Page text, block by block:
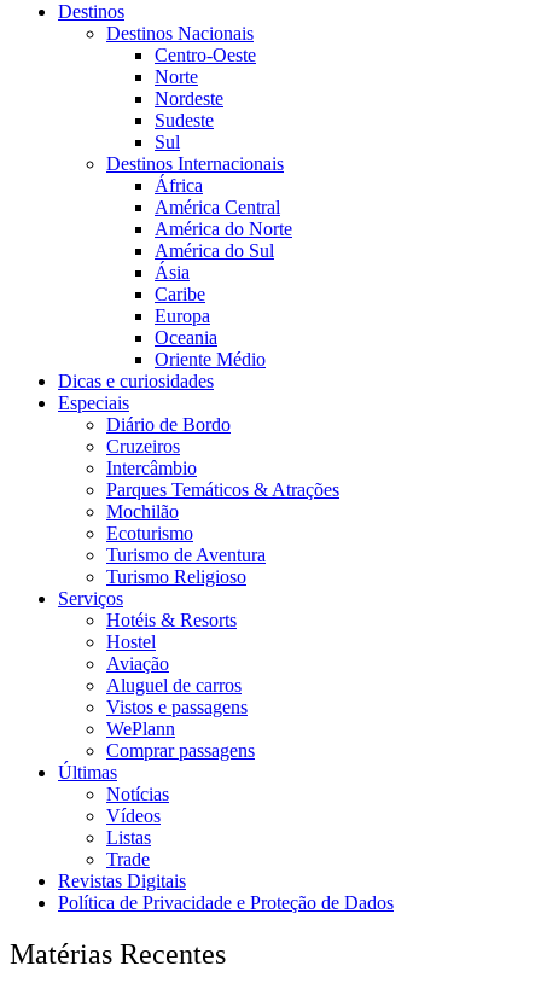
Destinos
Destinos Nacionais
Centro-Oeste
Norte
Nordeste
Sudeste
Sul
Destinos Internacionais
África
América Central
América do Norte
América do Sul
Ásia
Caribe
Europa
Oceania
Oriente Médio
Dicas e curiosidades
Especiais
Diário de Bordo
Cruzeiros
Intercâmbio
Parques Temáticos & Atrações
Mochilão
Ecoturismo
Turismo de Aventura
Turismo Religioso
Serviços
Hotéis & Resorts
Hostel
Aviação
Aluguel de carros
Vistos e passagens
WePlann
Comprar passagens
Últimas
Notícias
Vídeos
Listas
Trade
Revistas Digitais
Política de Privacidade e Proteção de Dados
Matérias Recentes